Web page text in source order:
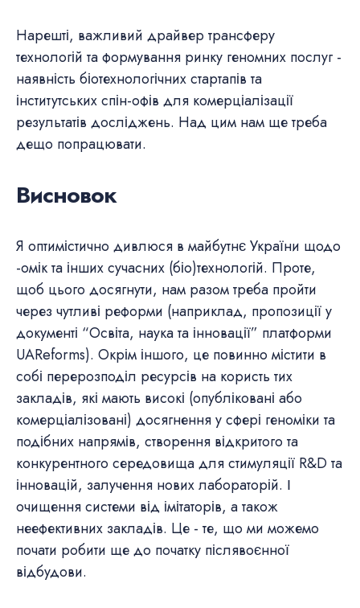
Нарешті, важливий драйвер трансферу
технологій та формування ринку геномних послуг -
наявність біотехнологічних стартапів та
інститутських спін-офів для комерціалізації
результатів досліджень. Над цим нам ще треба
дещо попрацювати.
Висновок
Я оптимістично дивлюся в майбутнє України щодо
-омік та інших сучасних (біо)технологій. Проте,
щоб цього досягнути, нам разом треба пройти
через чутливі реформи (наприклад, пропозиції у
документі “Освіта, наука та інновації” платформи
UAReforms). Окрім іншого, це повинно містити в
собі перерозподіл ресурсів на користь тих
закладів, які мають високі (опубліковані або
комерціалізовані) досягнення у сфері геноміки та
подібних напрямів, створення відкритого та
конкурентного середовища для стимуляції R&D та
інновацій, залучення нових лабораторій. І
очищення системи від імітаторів, а також
неефективних закладів. Це - те, що ми можемо
почати робити ще до початку післявоєнної
відбудови.